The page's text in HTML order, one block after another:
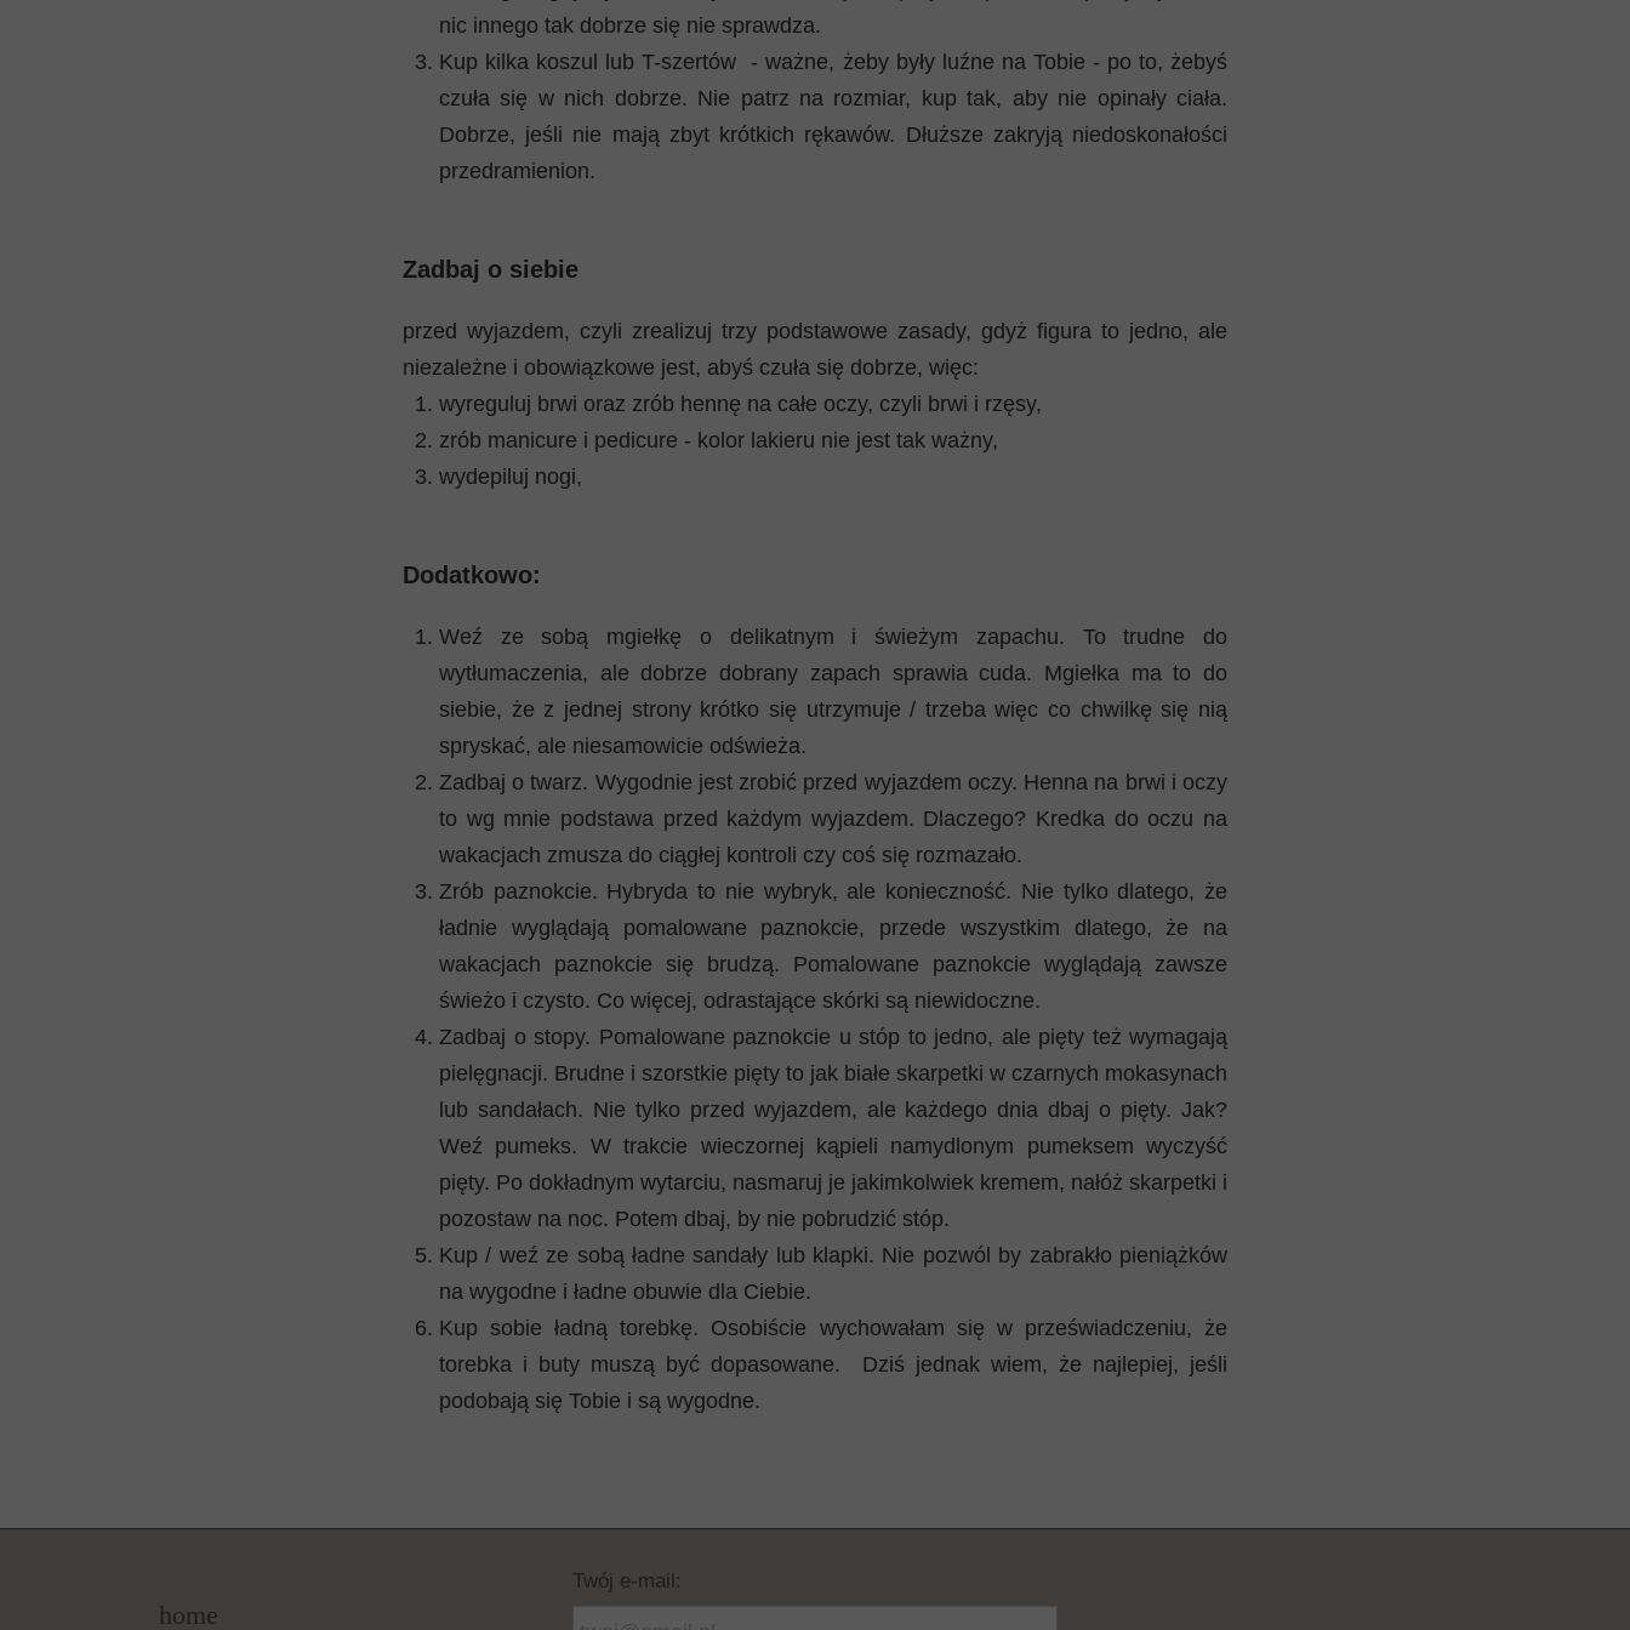
nic innego tak dobrze się nie sprawdza.
Kup kilka koszul lub T-szertów - ważne, żeby były luźne na Tobie - po to, żebyś
czuła się w nich dobrze. Nie patrz na rozmiar, kup tak, aby nie opinały ciała.
Dobrze, jeśli nie mają zbyt krótkich rękawów. Dłuższe zakryją niedoskonałości
przedramienion.
Zadbaj o siebie
przed wyjazdem, czyli zrealizuj trzy podstawowe zasady, gdyż figura to jedno, ale
niezależne i obowiązkowe jest, abyś czuła się dobrze, więc:
wyreguluj brwi oraz zrób hennę na całe oczy, czyli brwi i rzęsy,
zrób manicure i pedicure - kolor lakieru nie jest tak ważny,
wydepiluj nogi,
Dodatkowo:
Weź ze sobą mgiełkę o delikatnym i świeżym zapachu. To trudne do
wytłumaczenia, ale dobrze dobrany zapach sprawia cuda. Mgiełka ma to do
siebie, że z jednej strony krótko się utrzymuje / trzeba więc co chwilkę się nią
spryskać, ale niesamowicie odświeża.
Zadbaj o twarz. Wygodnie jest zrobić przed wyjazdem oczy. Henna na brwi i oczy
to wg mnie podstawa przed każdym wyjazdem. Dlaczego? Kredka do oczu na
wakacjach zmusza do ciągłej kontroli czy coś się rozmazało.
Zrób paznokcie. Hybryda to nie wybryk, ale konieczność. Nie tylko dlatego, że
ładnie wyglądają pomalowane paznokcie, przede wszystkim dlatego, że na
wakacjach paznokcie się brudzą. Pomalowane paznokcie wyglądają zawsze
świeżo i czysto. Co więcej, odrastające skórki są niewidoczne.
Zadbaj o stopy. Pomalowane paznokcie u stóp to jedno, ale pięty też wymagają
pielęgnacji. Brudne i szorstkie pięty to jak białe skarpetki w czarnych mokasynach
lub sandałach. Nie tylko przed wyjazdem, ale każdego dnia dbaj o pięty. Jak?
Weź pumeks. W trakcie wieczornej kąpieli namydlonym pumeksem wyczyść
pięty. Po dokładnym wytarciu, nasmaruj je jakimkolwiek kremem, nałóż skarpetki i
pozostaw na noc. Potem dbaj, by nie pobrudzić stóp.
Kup / weź ze sobą ładne sandały lub klapki. Nie pozwól by zabrakło pieniążków
na wygodne i ładne obuwie dla Ciebie.
Kup sobie ładną torebkę. Osobiście wychowałam się w przeświadczeniu, że
torebka i buty muszą być dopasowane. Dziś jednak wiem, że najlepiej, jeśli
podobają się Tobie i są wygodne.
Twój e-mail:
home